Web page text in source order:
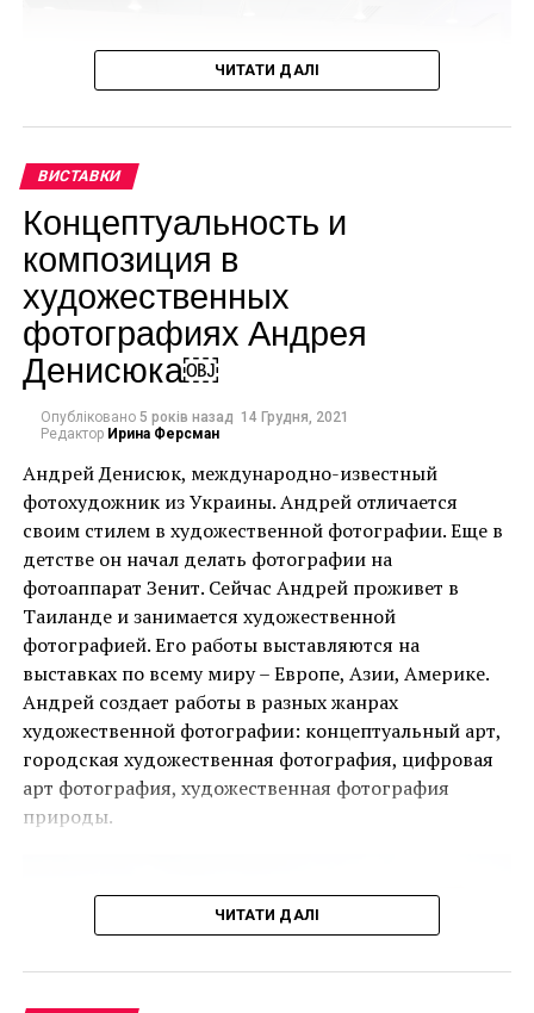
свою работу Лоренцо
Куинн.
Куинн создал данную работу в своей студии в
Барселоне, используя древний метод, известный
как «литье по выплавляемым моделям». Хотя
инсталляция призвана вызывать как отчаяние, так и
надежду, Куинн также показал, что это имеет для
него более личный смысл.
В интервью Mashable
он говорит: «У меня
трое детей, и я думаю
Ця подія, яку не можна пропустити, дала
можливість поціновувачам мистецтва придбати
деякі з найбільш інвестиційно привабливих творів
ще до того, як ярмарок відкрився для публіки.
Однією з найяскравіших подій ярмарку стала
виставка двадцяти чотирьох вибраних робіт
Руперта Гарсії, одного з найвідоміших художників-
чикано, представлених колекцією спадщини
директор і куратор музею, за підтримки Bourlet Art
Ще одним помітним аспектом ярмарку був
Artsy.net, офіційний онлайн-партнер PBM+C, який
ЧИТАТИ ДАЛІ
ВИСТАВКИ
Концептуальность и
композиция в
художественных
фотографиях Андрея
Денисюка￼
Опубліковано 5 років назад 14 Грудня, 2021
Редактор Ирина Ферсман
Андрей Денисюк, международно-известный
фотохудожник из Украины. Андрей отличается
своим стилем в художественной фотографии. Еще в
детстве он начал делать фотографии на
фотоаппарат Зенит. Сейчас Андрей проживет в
Таиланде и занимается художественной
фотографией. Его работы выставляются на
выставках по всему миру – Европе, Азии, Америке.
Андрей создает работы в разных жанрах
художественной фотографии: концептуальный арт,
городская художественная фотография, цифровая
арт фотография, художественная фотография
природы.
ЧИТАТИ ДАЛІ